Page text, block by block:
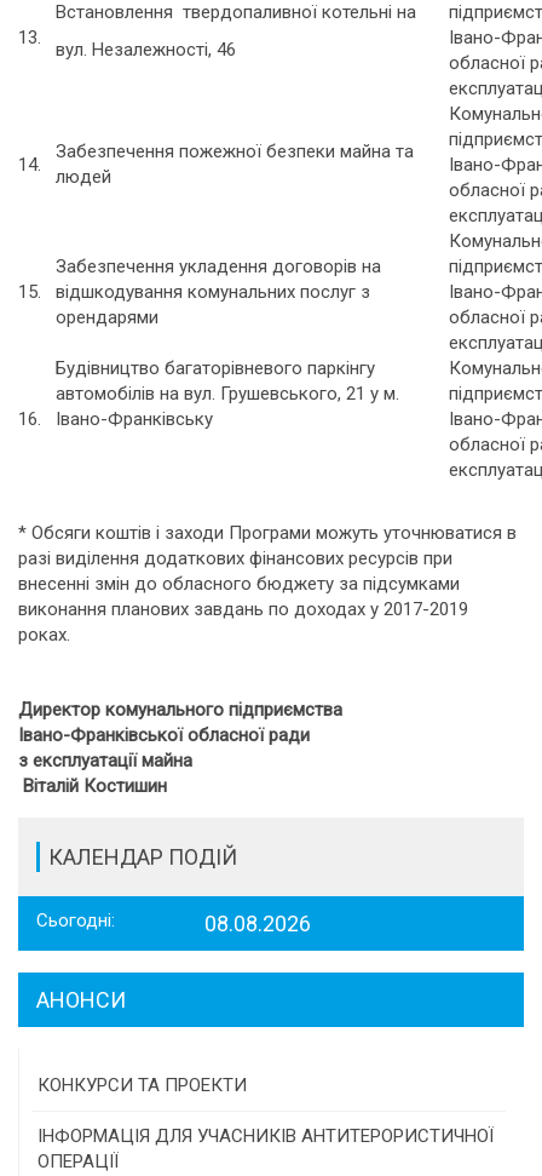
13.
Встановлення твердопаливної котельні на
вул. Незалежності, 46
Івано-
обласної
14.
Забезпечення пожежної безпеки майна та
людей
Івано-
обласної
15.
Забезпечення укладення договорів на
відшкодування комунальних послуг з
орендарями
Івано-
обласної
16.
Будівництво багаторівневого паркінгу
автомобілів на вул. Грушевського, 21 у м.
Івано-Франківську
Івано-
обласної
* Обсяги коштів і заходи Програми можуть уточнюватися в
разі виділення додаткових фінансових ресурсів при
внесенні змін до обласного бюджету за підсумками
виконання планових завдань по доходах у 2017-2019
роках.
Директор комунального підприємства
Івано-Франківської обласної ради
з експлуатації майна
Віталій Костишин
КАЛЕНДАР ПОДІЙ
Сьогодні: 08.08.2026
АНОНСИ
КОНКУРСИ ТА ПРОЕКТИ
Конкурс проектів та програм місцевого
самоврядування
ІНФОРМАЦІЯ ДЛЯ УЧАСНИКІВ АНТИТЕРОРИСТИЧНОЇ
ОПЕРАЦІЇ